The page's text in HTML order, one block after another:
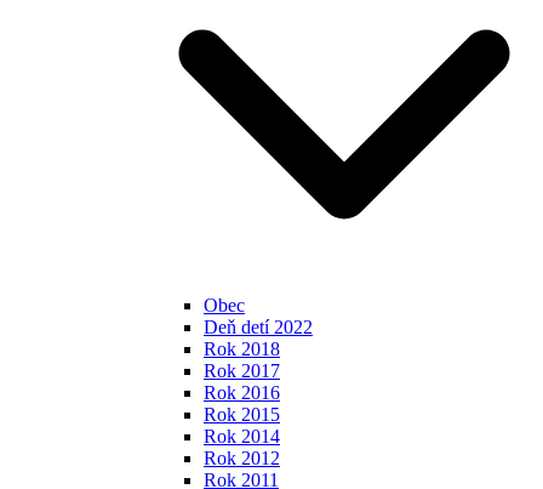
Obec
Deň detí 2022
Rok 2018
Rok 2017
Rok 2016
Rok 2015
Rok 2014
Rok 2012
Rok 2011